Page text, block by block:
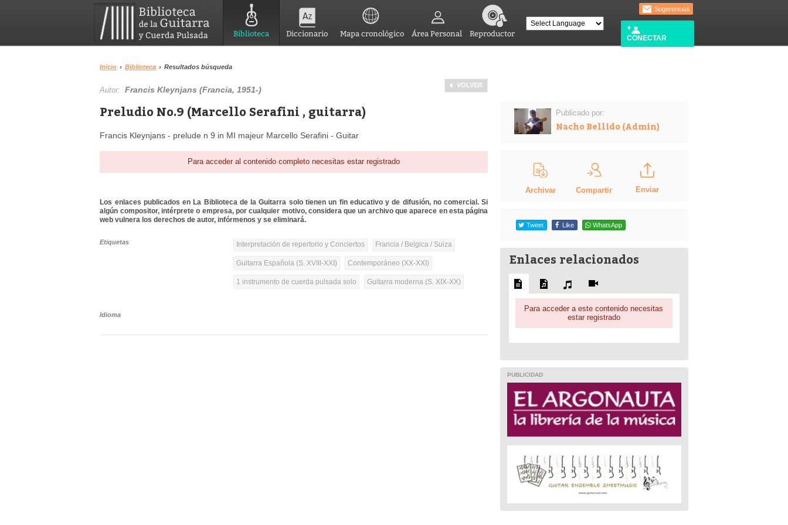
Biblioteca Diccionario Mapa cronológico Área Personal Reproductor
Sugerencias
CONECTAR
Inicio › Biblioteca › Resultados búsqueda
VOLVER
Autor:Francis Kleynjans (Francia, 1951-)
Preludio No.9 (Marcello Serafini , guitarra)
Francis Kleynjans - prelude n 9 in MI majeur Marcello Serafini - Guitar
Para acceder al contenido completo necesitas estar registrado
Los enlaces publicados en La Biblioteca de la Guitarra solo tienen un fin educativo y de difusión, no comercial. Si
algún compositor, intérprete o empresa, por cualquier motivo, considera que un archivo que aparece en esta página
web vulnera los derechos de autor, infórmenos y se eliminará.
Etiquetas Interpretación de repertorio y Conciertos Francia / Belgica / Suiza
Guitarra Española (S. XVIII-XXI) Contemporáneo (XX-XXI)
1 instrumento de cuerda pulsada solo Guitarra moderna (S. XIX-XX)
Idioma
Publicado por:
Nacho Bellido (Admin)
Archivar Compartir Enviar
Tweet Like WhatsApp
Enlaces relacionados
Para acceder a este contenido necesitas
estar registrado
PUBLICIDAD